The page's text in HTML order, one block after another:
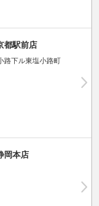
都駅前店
路下ル東塩小路町
岡本店